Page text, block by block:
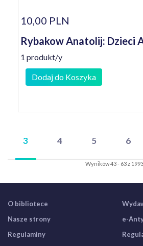
10,00 PLN
Rybakow Anatolij: Dzieci
1 produkt/y
Dodaj do Koszyka
3 4 5 6
Wyników 43 - 63 z 1993
O bibliotece
Nasze strony
Regulaminy
e-